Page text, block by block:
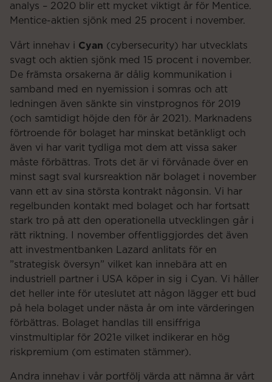
analys – 2020 blir ett mycket viktigt år för Mentice.
Mentice-aktien sjönk med 25 procent i november.
Vårt innehav i Cyan (cybersecurity) har utvecklats
svagt och aktien sjönk med 15 procent i november.
De främsta orsakerna är dålig kommunikation i
samband med en nyemission i somras och att
ledningen även sänkte sin vinstprognos för 2019
(och samtidigt höjde den för år 2021). Marknadens
förtroende för bolaget har minskat betänkligt och
även vi har varit tydliga mot dem att vissa saker
måste förbättras. Trots det är vi förvånade över en
minst sagt sval kursreaktion när bolaget i november
vann ett av sina största kontrakt någonsin. Vi har
regelbunden kontakt med bolaget och har fortsatt
stark tro på att den operationella utvecklingen går i
rätt riktning. I november offentliggjordes det även
att investmentbanken Lazard anlitats för en
”strategisk översyn” vilket kan innebära att en
industriell partner i USA köper in sig i Cyan. Vi håller
det heller inte för uteslutet att någon lägger ett bud
på hela bolaget under nästa år om inte värderingen
förbättras. Bolaget handlas till ensiffriga
vinstmultiplar för 2021e vilket indikerar en hög
riskpremium (om estimaten stämmer).
Andra innehav i vår portfölj värda att nämna är vårt